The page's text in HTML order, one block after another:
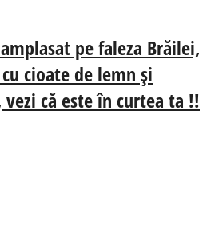
pe faleza Brăilei,
cioate de lemn și
că este în curtea ta !!